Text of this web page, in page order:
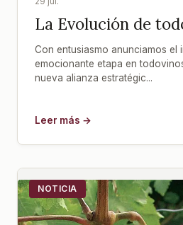
La Evolución de
Con entusiasmo anunciamos el
emocionante etapa en
nueva alianza estratégic...
Leer más →
NOTICIA